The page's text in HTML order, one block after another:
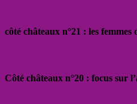
côté châteaux n°21 : les
Côté châteaux n°20 : focus sur